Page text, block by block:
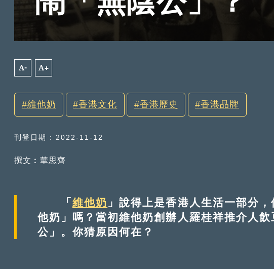
A- A+
維他奶 香港文化 香港歷史 香港品牌
刊登日期 : 2022-11-12
撰文︰華思齊
「 維他奶 」說得上是香港人生活一部分
他奶」嗎？當初維他奶創辦人羅桂祥推介人
公」。你猜原因何在？